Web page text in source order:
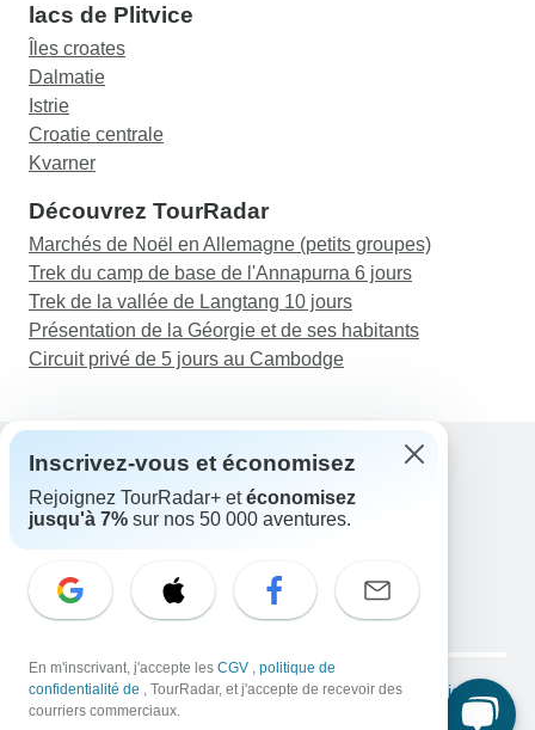
lacs de Plitvice
Îles croates
Dalmatie
Istrie
Croatie centrale
Kvarner
Découvrez TourRadar
Marchés de Noël en Allemagne (petits groupes)
Trek du camp de base de l'Annapurna 6 jours
Trek de la vallée de Langtang 10 jours
Présentation de la Géorgie et de ses habitants
Circuit privé de 5 jours au Cambodge
Assistance
Contactez-nous
E-mail: support@tourradar.com
Sélectionnez la langue
Copyright © TourRadar. Tous droits réservés.
Mentions légales Politique de confidentialité
Cookies
Inscrivez-vous et économisez
Rejoignez TourRadar+ etéconomisez
jusqu'à 7% sur nos 50 000 aventures.
En m'inscrivant, j'accepte les CGV , politique de
confidentialité de , TourRadar, et j'accepte de recevoir des
courriers commerciaux.